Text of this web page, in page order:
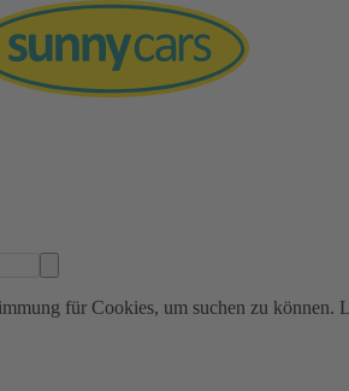
für Cookies, um suchen zu können.